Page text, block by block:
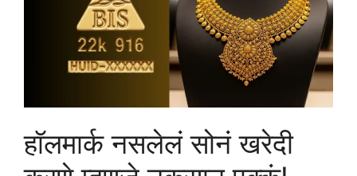
हॉलमार्क नसलेलं सोनं खरेदी